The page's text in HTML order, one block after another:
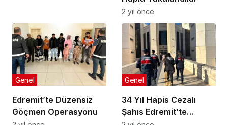
2 yıl önce
Edremit’te Düzensiz
Göçmen Operasyonu
Genel
34 Yıl Hapis Cezalı
Şahıs Edremit’te
Genel